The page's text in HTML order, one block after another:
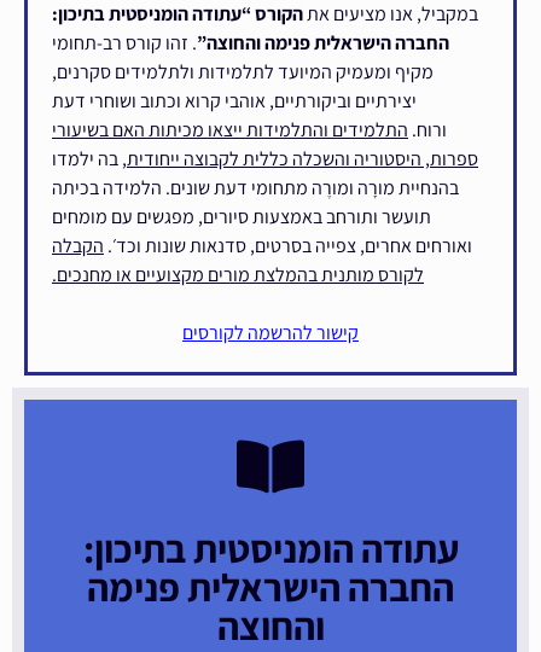
במקביל, אנו מציעים אתהקורס “עתודה הומניסטית בתיכון:
החברה הישראלית פנימה והחוצה”. זהו קורסרב-תחומי
מקיף ומעמיק המיועד לתלמידות ולתלמידים סקרנים,
יצירתיים וביקורתיים, אוהבי קרוא וכתוב ושוחרי דעת
ורוח. התלמידים והתלמידות ייצאו מכיתות האם בשיעורי
ספרות, היסטוריה והשכלה כללית לקבוצה ייחודית, בה ילמדו
בהנחיית מורָה ומורֶה מתחומי דעת שונים. הלמידה בכיתה
תועשר ותורחב באמצעות סיורים, מפגשים עם מומחים
ואורחים אחרים, צפייה בסרטים, סדנאות שונות וכד׳. הקבלה
לקורס מותנית בהמלצת מורים מקצועיים או מחנכים.
קישור להרשמה לקורסים
עתודה הומניסטית בתיכון:
החברה הישראלית פנימה
והחוצה